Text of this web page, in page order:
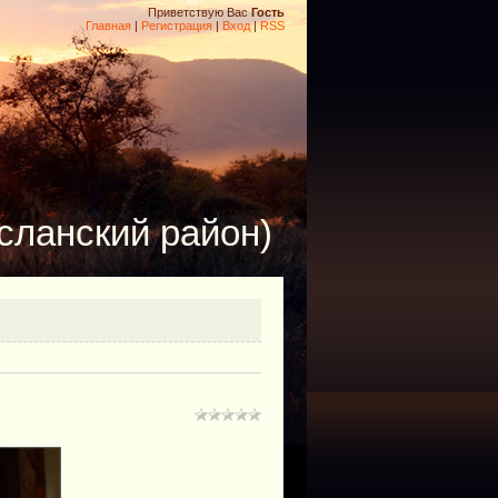
Приветствую Вас Гость
Главная | Регистрация | Вход|RSS
район)